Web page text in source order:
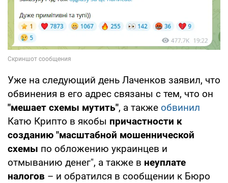
Уже на следующий день Лаченков заявил, что
обвинения в его адрес связаны с тем, что он
"мешает схемы мутить", а также обвинил
Катю Крипто в якобы причастности к
созданию "масштабной мошеннической
схемы по обложению украинцев и
отмыванию денег", а также в неуплате
налогов – и обратился в сообщении к Бюро